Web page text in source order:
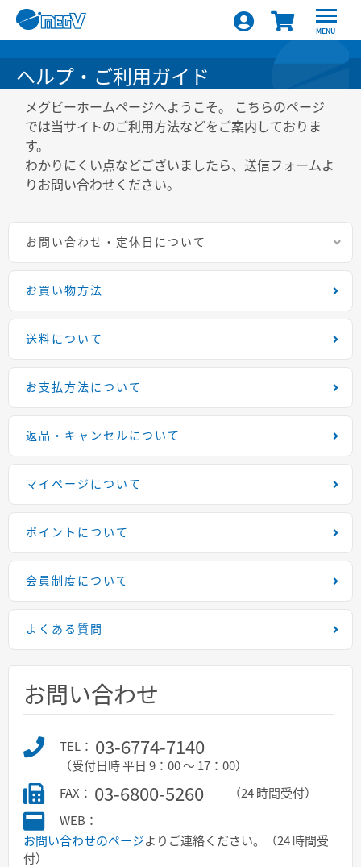
MENU
ヘルプ・ご利用ガイド
メグビーホームページへようこそ。 こちらのページ
では当サイトのご利用方法などをご案内しておりま
す。
わかりにくい点などございましたら、送信フォームよ
りお問い合わせください。
お問い合わせ・定休日について
お買い物方法
送料について
お支払方法について
返品・キャンセルについて
マイページについて
ポイントについて
会員制度について
よくある質問
お問い合わせ
TEL： 03-6774-7140
（受付日時 平日 9：00 ～ 17：00）
FAX： 03-6800-5260
（24 時間受付）
WEB：
お問い合わせのページよりご連絡ください。（24 時間受
付）